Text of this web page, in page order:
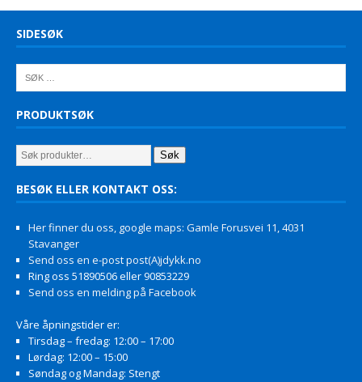
SIDESØK
PRODUKTSØK
Søk
BESØK ELLER KONTAKT OSS:
Her finner du oss, google maps: Gamle Forusvei 11, 4031
Stavanger
Send oss en e-post post(A)jdykk.no
Ring oss 51890506 eller 90853229
Send oss en melding på Facebook
Våre åpningstider er:
Tirsdag – fredag: 12:00 – 17:00
Lørdag: 12:00 – 15:00
Søndag og Mandag: Stengt